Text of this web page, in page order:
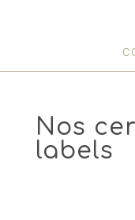
Nos
labels